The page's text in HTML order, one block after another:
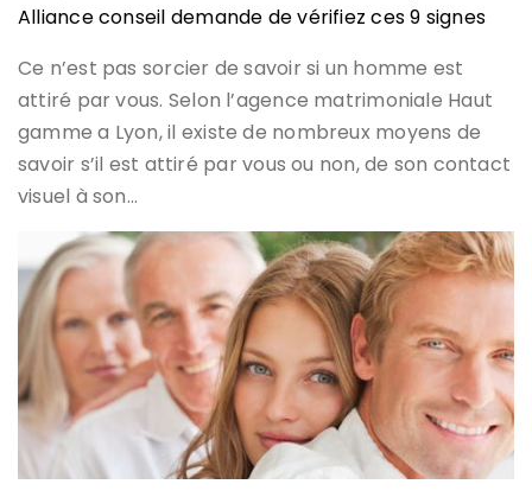
Alliance conseil demande de vérifiez ces 9 signes
Ce n’est pas sorcier de savoir si un homme est
attiré par vous. Selon l’agence matrimoniale Haut
gamme a Lyon, il existe de nombreux moyens de
savoir s’il est attiré par vous ou non, de son contact
visuel à son…